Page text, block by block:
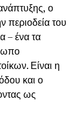
ο
περιοδεία του
– ένα τα
Είναι η
και ο
ως